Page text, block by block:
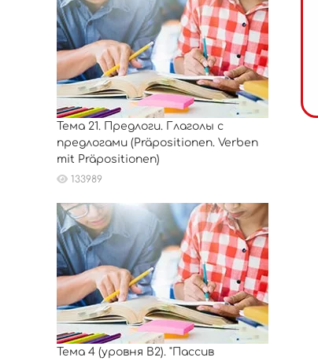
Тема 21. Предлоги. Глаголы с
предлогами (Präpositionen. Verben
mit Präpositionen)
133989
Тема 4 (уровня B2). "Пассив